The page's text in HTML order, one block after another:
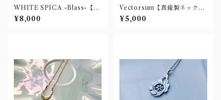
WHITE SPICA -Blass-【真
鍮製ネックレス】
¥8,000
Vectorsum【真鍮製ネックレ
ス】
¥5,000